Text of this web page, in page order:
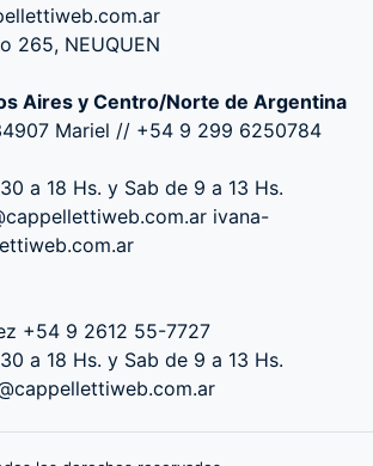
265, NEUQUEN
Aires y Centro/Norte de Argentina
Mariel // +54 9 299 6250784
a 18 Hs. y Sab de 9 a 13 Hs.
ivana-
+54 9 2612 55-7727
a 18 Hs. y Sab de 9 a 13 Hs.